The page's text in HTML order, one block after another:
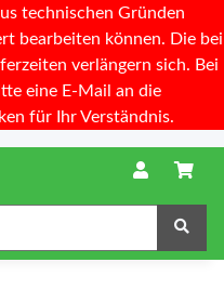
technischen Gründen
bearbeiten können. Die bei
verlängern sich. Bei
eine E-Mail an die
für Ihr Verständnis.